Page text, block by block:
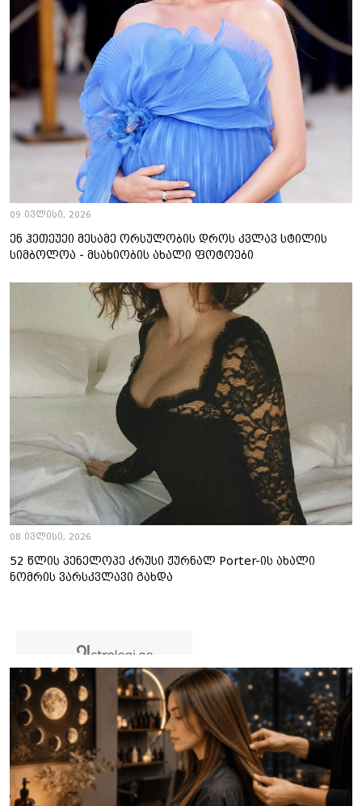
09 ივლისი, 2026
ენ ჰეთეუეი მესამე ორსულობის დროს კვლავ სტილის
სიმბოლოა - მსახიობის ახალი ფოტოები
08 ივლისი, 2026
52 წლის პენელოპე კრუსი ჟურნალ Porter-ის ახალი
ნომრის ვარსკვლავი გახდა